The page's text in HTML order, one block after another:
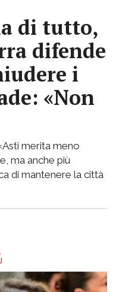
di tutto,
difende
i
«Non
merita meno
ma anche più
di mantenere la città